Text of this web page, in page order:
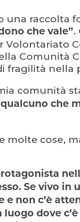
una raccolta
che vale”.
Volontariato
Comunità
fragilità nella
comunità
che
molte cose,
Se vivo in
e non c’è
dove c’è